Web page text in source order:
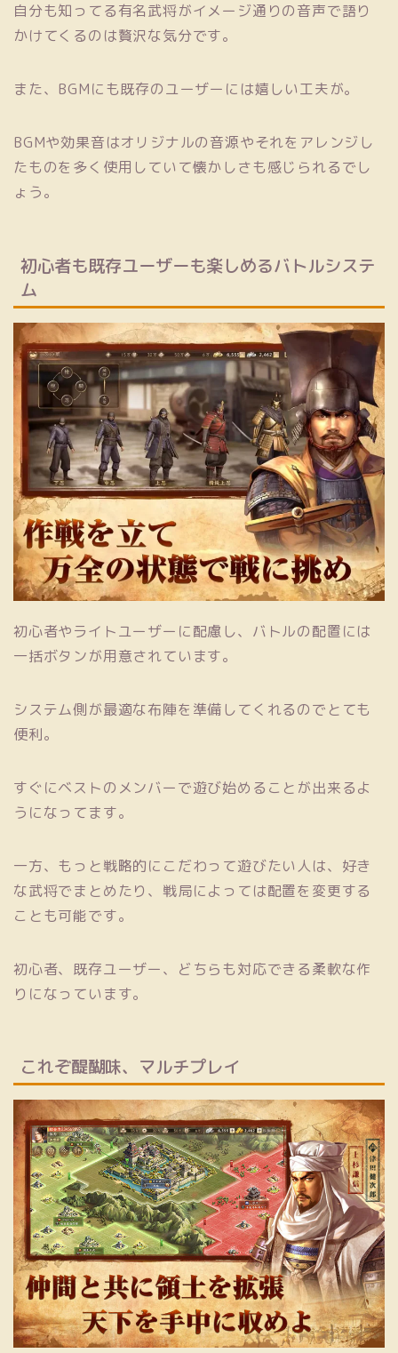
自分も知ってる有名武将がイメージ通りの音声で語り
かけてくるのは贅沢な気分です。
また、BGMにも既存のユーザーには嬉しい工夫が。
BGMや効果音はオリジナルの音源やそれをアレンジし
たものを多く使用していて懐かしさも感じられるでし
ょう。
初心者も既存ユーザーも楽しめるバトルシステ
ム
初心者やライトユーザーに配慮し、バトルの配置には
一括ボタンが用意されています。
システム側が最適な布陣を準備してくれるのでとても
便利。
すぐにベストのメンバーで遊び始めることが出来るよ
うになってます。
一方、もっと戦略的にこだわって遊びたい人は、好き
な武将でまとめたり、戦局によっては配置を変更する
ことも可能です。
初心者、既存ユーザー、どちらも対応できる柔軟な作
りになっています。
これぞ醍醐味、マルチプレイ